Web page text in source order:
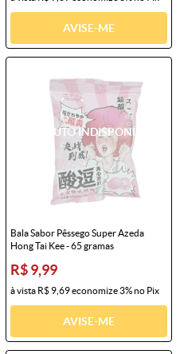
AVISE-ME
Bala Sabor Pêssego Super Azeda
Hong Tai Kee - 65 gramas
R$ 9,99
à vista R$ 9,69economize3%no Pix
AVISE-ME